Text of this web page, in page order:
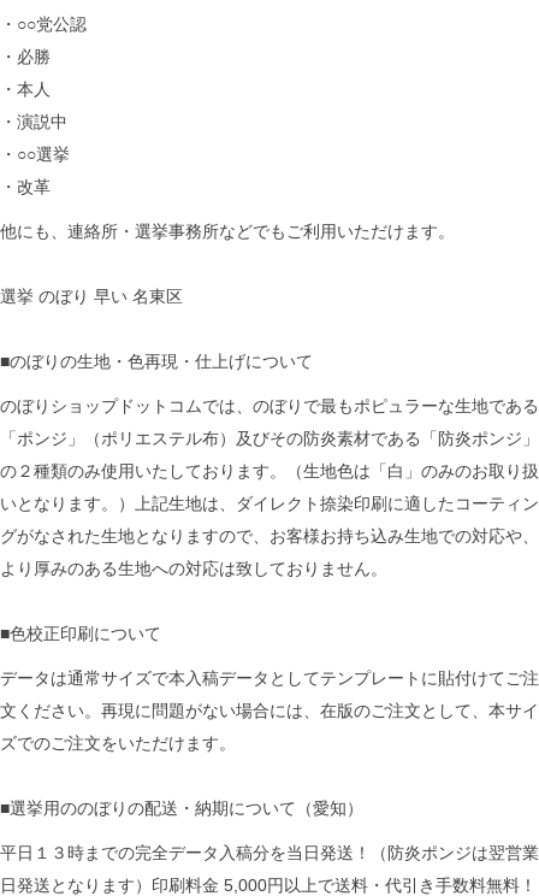
・○○党公認
・必勝
・本人
・演説中
・○○選挙
・改革
他にも、連絡所・選挙事務所などでもご利用いただけます。
選挙 のぼり 早い 名東区
■のぼりの生地・色再現・仕上げについて
のぼりショップドットコムでは、のぼりで最もポピュラーな生地である
「ポンジ」（ポリエステル布）及びその防炎素材である「防炎ポンジ」
の２種類のみ使用いたしております。（生地色は「白」のみのお取り扱
いとなります。）上記生地は、ダイレクト捺染印刷に適したコーティン
グがなされた生地となりますので、お客様お持ち込み生地での対応や、
より厚みのある生地への対応は致しておりません。
■色校正印刷について
データは通常サイズで本入稿データとしてテンプレートに貼付けてご注
文ください。再現に問題がない場合には、在版のご注文として、本サイ
ズでのご注文をいただけます。
■選挙用ののぼりの配送・納期について（愛知）
平日１３時までの完全データ入稿分を当日発送！（防炎ポンジは翌営業
日発送となります）印刷料金 5,000円以上で送料・代引き手数料無料！